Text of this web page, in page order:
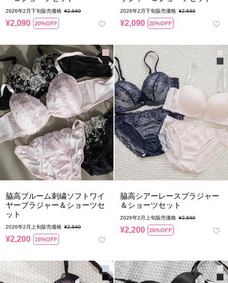
2026年2月下旬販売価格 ¥2,640
¥2,090 20%OFF
2026年2月下旬販売価格 ¥2,640
¥2,090 20%OFF
脇高ブルーム刺繍ソフトワイ
ヤーブラジャー＆ショーツセ
ット
2026年2月上旬販売価格 ¥2,640
¥2,200 16%OFF
脇高シアーレースブラジャー
＆ショーツセット
2026年2月上旬販売価格 ¥2,640
¥2,200 16%OFF